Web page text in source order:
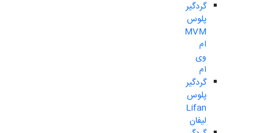
گردگیر
پلوس
MVM
ام
وی
ام
گردگیر
پلوس
Lifan
لیفان